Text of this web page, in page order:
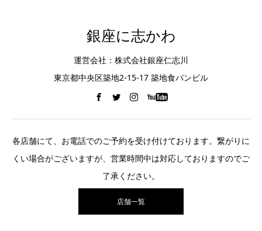
銀座に志かわ
運営会社：株式会社銀座仁志川
東京都中央区築地2-15-17 築地食パンビル
各店舗にて、お電話でのご予約を受け付けております。繋がりに
くい場合がございますが、営業時間中は対応しておりますのでご
了承ください。
店舗一覧